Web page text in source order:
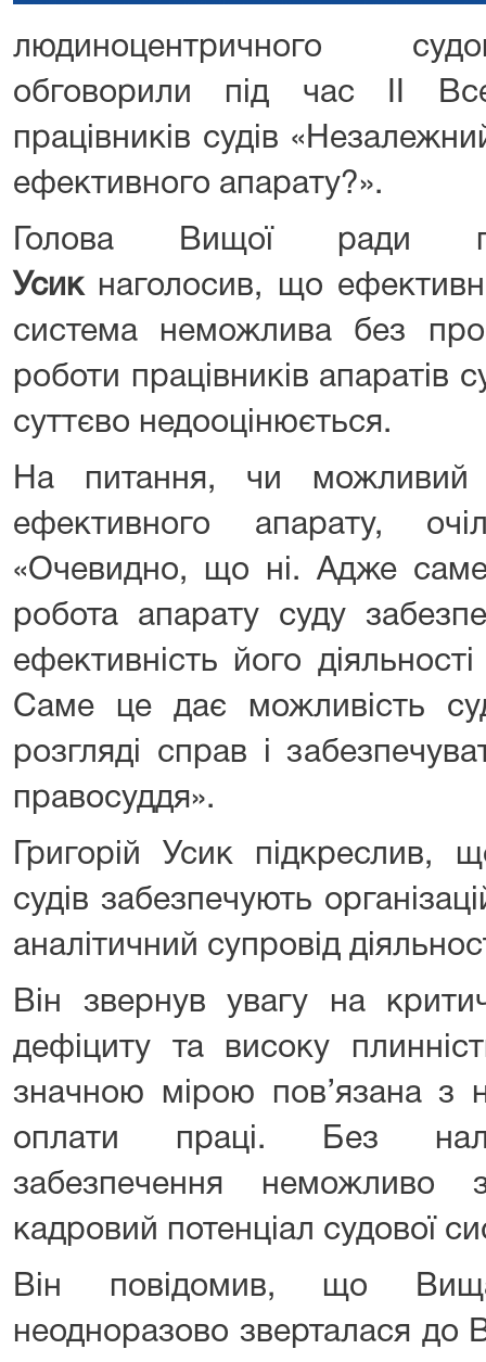
людиноцентричного
обговорили під час ІІ
працівників судів
ефективного апарату?».
Голова Вищої ради
Усикнаголосив, що
система неможлива без
роботи працівників апаратів
суттєво недооцінюється.
На питання, чи можливий
ефективного апарату,
«Очевидно, що ні. Адже
робота апарату суду
ефективність його
Саме це дає можливість
розгляді справ і
правосуддя».
Григорій Усик підкреслив,
судів забезпечують
аналітичний супровід
Він звернув увагу на
дефіциту та високу
значною мірою пов’язана з
оплати праці. Без
забезпечення неможливо
кадровий потенціал судової
Він повідомив, що
неодноразово зверталася до